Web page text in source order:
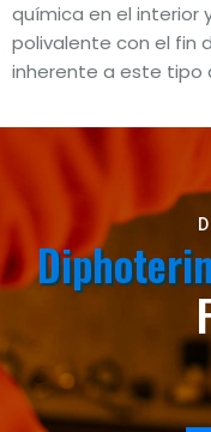
química en el interior
polivalente con el fin
inherente a este tipo